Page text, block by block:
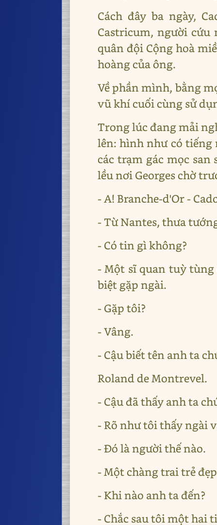
Cách đây ba ngày,
Castricum, người
quân đội Cộng hoà
hoàng của ông.
Về phần mình, bằng
vũ khí cuối cùng sử
Trong lúc đang mải
lên: hình như có tiếng
các trạm gác mọc
lều nơi Georges chờ
- A! Branche-d'Or -
- Từ Nantes, thưa
- Có tin gì không?
- Một sĩ quan tuỳ
biệt gặp ngài.
- Gặp tôi?
- Vâng.
- Cậu biết tên anh ta
Roland de Montrevel.
- Cậu đã thấy anh ta
- Rõ như tôi thấy ngài
- Đó là người thế nào.
- Một chàng trai trẻ
- Khi nào anh ta đến?
- Chắc sau tôi một hai